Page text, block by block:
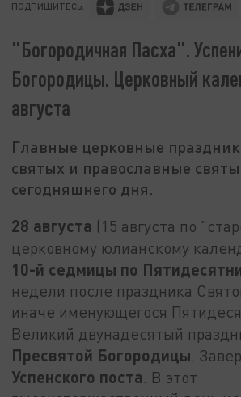
ПОДПИШИТЕСЬ:
"Богородичная Пасха".
Богородицы. Церковный
августа
Главные церковные
святых и православные
сегодняшнего дня.
28 августа (15 августа по
церковному юлианскому
10-й седмицы по
недели после праздника
иначе именующегося
Великий двунадесятый
Пресвятой Богородицы .
Успенского поста . В этот